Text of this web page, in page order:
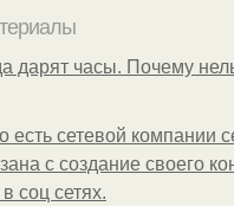
дарят часы. Почему
есть сетевой компании
с создание своего
соц сетях.